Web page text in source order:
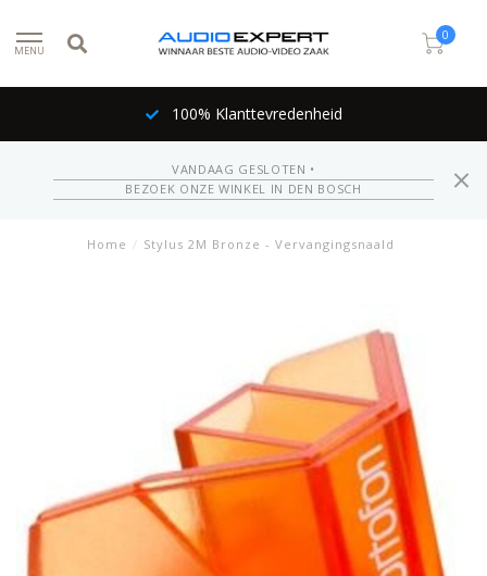
MENU
0
100% Klanttevredenheid
VANDAAG GESLOTEN •
BEZOEK ONZE WINKEL IN DEN BOSCH
Home / Stylus 2M Bronze - Vervangingsnaald